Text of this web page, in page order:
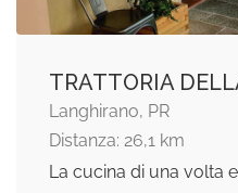
TRATTORIA
Langhirano, PR
Distanza: 26,1 km
La cucina di una volta